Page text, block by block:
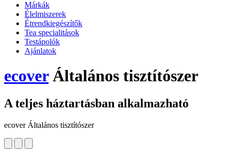
Márkák
Élelmiszerek
Étrendkiegészítők
Tea specialitások
Testápolók
Ajánlatok
ecoverÁltalános tisztítószer
A teljes háztartásban alkalmazható
ecover Általános tisztítószer